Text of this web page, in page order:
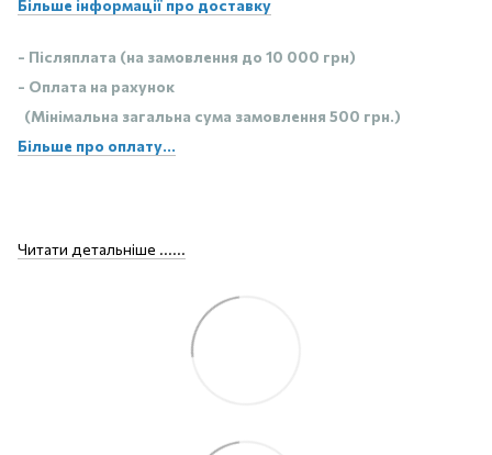
Більше інформації про доставку
- Післяплата (на замовлення до 10 000 грн)
- Оплата на рахунок
(Мінімальна загальна сума замовлення 500 грн.)
Більше про оплату...
Читати детальніше ......